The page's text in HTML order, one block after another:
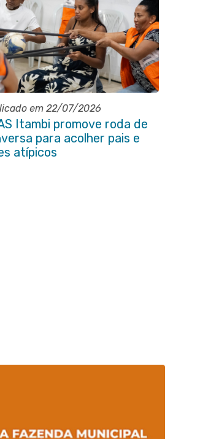
em 22/07/2026
Itambi promove roda de
para acolher pais e
atípicos